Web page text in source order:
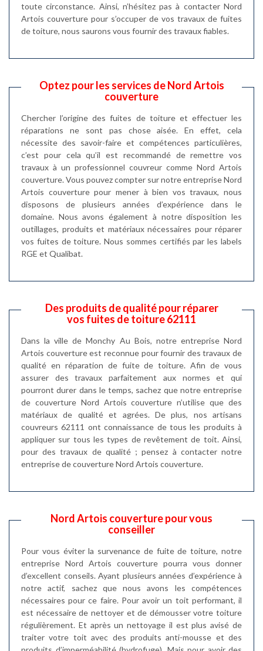
toute circonstance. Ainsi, n’hésitez pas à contacter Nord
Artois couverture pour s’occuper de vos travaux de fuites
de toiture, nous saurons vous fournir des travaux fiables.
Optez pour les services de Nord Artois
couverture
Chercher l’origine des fuites de toiture et effectuer les
réparations ne sont pas chose aisée. En effet, cela
nécessite des savoir-faire et compétences particulières,
c’est pour cela qu’il est recommandé de remettre vos
travaux à un professionnel couvreur comme Nord Artois
couverture. Vous pouvez compter sur notre entreprise Nord
Artois couverture pour mener à bien vos travaux, nous
disposons de plusieurs années d’expérience dans le
domaine. Nous avons également à notre disposition les
outillages, produits et matériaux nécessaires pour réparer
vos fuites de toiture. Nous sommes certifiés par les labels
RGE et Qualibat.
Des produits de qualité pour réparer
vos fuites de toiture 62111
Dans la ville de Monchy Au Bois, notre entreprise Nord
Artois couverture est reconnue pour fournir des travaux de
qualité en réparation de fuite de toiture. Afin de vous
assurer des travaux parfaitement aux normes et qui
pourront durer dans le temps, sachez que notre entreprise
de couverture Nord Artois couverture n’utilise que des
matériaux de qualité et agrées. De plus, nos artisans
couvreurs 62111 ont connaissance de tous les produits à
appliquer sur tous les types de revêtement de toit. Ainsi,
pour des travaux de qualité ; pensez à contacter notre
entreprise de couverture Nord Artois couverture.
Nord Artois couverture pour vous
conseiller
Pour vous éviter la survenance de fuite de toiture, notre
entreprise Nord Artois couverture pourra vous donner
d’excellent conseils. Ayant plusieurs années d’expérience à
notre actif, sachez que nous avons les compétences
nécessaires pour ce faire. Pour avoir un toit performant, il
est nécessaire de nettoyer et de démousser votre toiture
régulièrement. Et après un nettoyage il est plus avisé de
traiter votre toit avec des produits anti-mousse et des